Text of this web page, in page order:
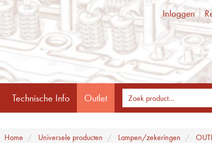
Inloggen
Technische Info Outlet
Home Universele producten Lampen/zekeringen